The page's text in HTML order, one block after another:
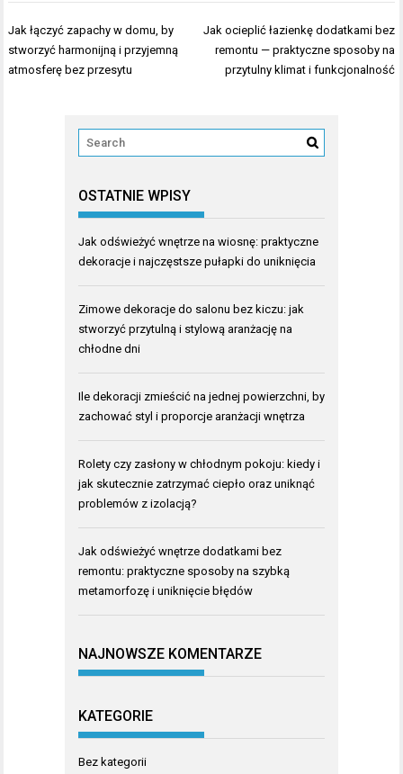
Nawigacja
wpisu
Jak łączyć zapachy w domu, by
stworzyć harmonijną i przyjemną
atmosferę bez przesytu
Jak ocieplić łazienkę dodatkami bez
remontu — praktyczne sposoby na
przytulny klimat i funkcjonalność
OSTATNIE WPISY
Jak odświeżyć wnętrze na wiosnę: praktyczne
dekoracje i najczęstsze pułapki do uniknięcia
Zimowe dekoracje do salonu bez kiczu: jak
stworzyć przytulną i stylową aranżację na
chłodne dni
Ile dekoracji zmieścić na jednej powierzchni, by
zachować styl i proporcje aranżacji wnętrza
Rolety czy zasłony w chłodnym pokoju: kiedy i
jak skutecznie zatrzymać ciepło oraz uniknąć
problemów z izolacją?
Jak odświeżyć wnętrze dodatkami bez
remontu: praktyczne sposoby na szybką
metamorfozę i uniknięcie błędów
NAJNOWSZE KOMENTARZE
KATEGORIE
Bez kategorii